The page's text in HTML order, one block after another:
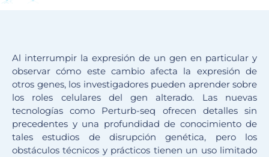
Al interrumpir la expresión de un gen en particular y
observar cómo este cambio afecta la expresión de
otros genes, los investigadores pueden aprender sobre
los roles celulares del gen alterado. Las nuevas
tecnologías como Perturb-seq ofrecen detalles sin
precedentes y una profundidad de conocimiento de
tales estudios de disrupción genética, pero los
obstáculos técnicos y prácticos tienen un uso limitado